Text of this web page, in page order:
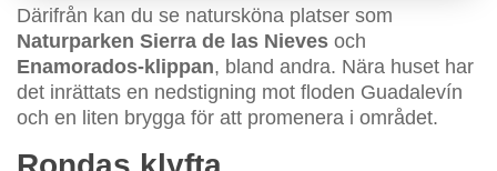
Därifrån kan du se natursköna platser som
Naturparken Sierra de las Nieves och
Enamorados-klippan, bland andra. Nära huset har
det inrättats en nedstigning mot floden Guadalevín
och en liten brygga för att promenera i området.